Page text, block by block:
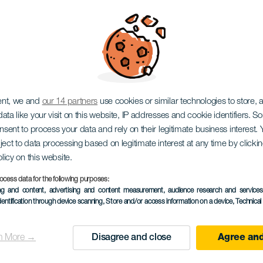
we and our 14 partners use cookies or similar technologies to store,
like your visit on this website, IP addresses and cookie identifiers.
to process your data and rely on their legitimate business interest.
to data processing based on legitimate interest at any time by
on this website.
data for the following purposes:
and content, advertising and content measurement, audience research and
through device scanning, Store and/or access information on a device,
More → Disagree and close Agree
KORÁBBI ESEMÉNY
06 June 2026
Localidad
Ofra